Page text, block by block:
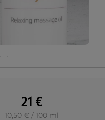
21 €
10,50 € / 100 ml